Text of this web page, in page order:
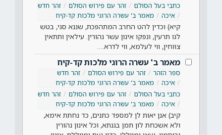
כתבי בעל הסולם
זהר עם פירוש הסולם
זהר חדש
איכה
מאמר ב' עשרה הרוגי מלכות קד-קיח
קיא) וכדין להט החרב המתהפכת, שננא סגי, בטש
לגו תרעין, ונפקו אינון עשר נהורין. עילאין ותתאין
צווחין, ווי לעלמא, ווי לדרא.…
מאמר ב' עשרה הרוגי מלכות קד-קיח
ספר הזהר זהר עם פירוש הסולם
זהר חדש
איכה
מאמר ב' עשרה הרוגי מלכות קד-קיח
כתבי בעל הסולם
זהר עם פירוש הסולם
זהר חדש
איכה
מאמר ב' עשרה הרוגי מלכות קד-קיח
קיב) אנן יאות לן למספד כתנים, כד נחתת אימא,
ולא אשכחת לון תמן בגנתא, וכל אינון נהורין